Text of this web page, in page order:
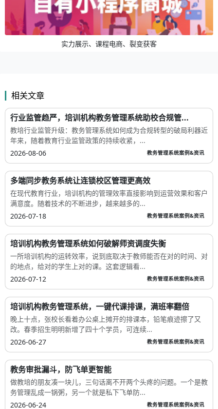
实力展示、课程电商、裂变获客
相关文章
行业监管趋严，培训机构教务管理系统助校合规管...
教培行业监管升级：教务管理系统如何成为合规转型的破局利器近
年来，随着教育行业监管政策的持续收紧，...
2026-08-06
教务管理系统案例&资讯
多端同步教务系统让连锁校区管理更高效
在现代教育行业，培训机构的管理效率直接影响到运营效果和客户
满意度。随着技术的不断进步，越来越多的...
2026-07-18
教务管理系统案例&资讯
培训机构教务管理系统如何破解师资调度失衡
一所培训机构的运转效率，说到底取决于教师能否在对的时间、对
的地点，给对的学生上对的课。这套逻辑看...
2026-07-12
教务管理系统案例&资讯
培训机构教务管理系统，一键代课排课，满班率翻倍
晚上十点，张校长看着办公桌上摊开的排课本，铅笔痕迹擦了又
改。春季招生明明新增了四十个学员，可连续...
2026-06-27
教务管理系统案例&资讯
教务审批漏斗，防飞单更智能
做教培的朋友凑一块儿，三句话离不开两个头疼的问题。一个是教
务管理乱成一锅粥，另一个就是私下飞单防...
2026-06-24
教务管理系统案例&资讯